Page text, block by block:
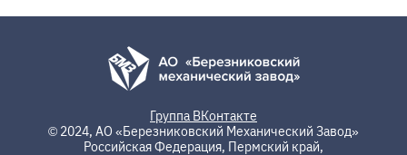
Группа ВКонтакте
© 2024, АО «Березниковский Механический Завод»
Российская Федерация, Пермский край,